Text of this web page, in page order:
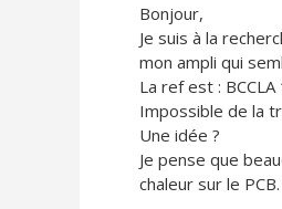
Bonjour,
Je suis à la
mon ampli qui
La ref est : BCCLA
Impossible de la
Une idée ?
Je pense que
chaleur sur le PCB.